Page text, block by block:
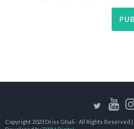
Copyright 2023 Driss Ghali - All Rights Reserved |